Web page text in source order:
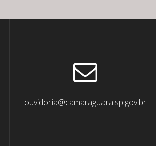
ouvidoria@camaraguara.sp.gov.br